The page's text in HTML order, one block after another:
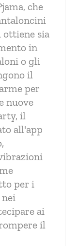
che
sia
in
o gli
il
per
nuove
il
all'app
per i
ai
il